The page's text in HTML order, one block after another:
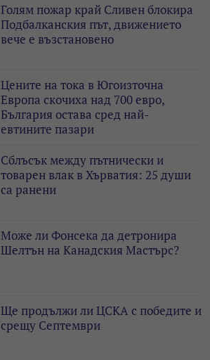
Голям пожар край Сливен блокира
Подбалканския път, движението
вече е възстановено
Цените на тока в Югоизточна
Европа скочиха над 700 евро,
България остава сред най-
евтините пазари
Сблъсък между пътнически и
товарен влак в Хърватия: 25 души
са ранени
Може ли Фонсека да детронира
Шелтън на Канадския Мастърс?
Ще продължи ли ЦСКА с победите и
срещу Септември